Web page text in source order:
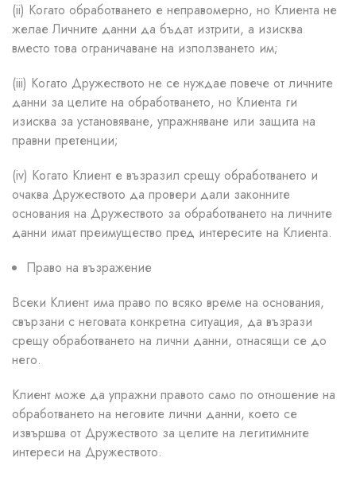
(ii) Когато обработването е неправомерно, но Клиента не
желае Личните данни да бъдат изтрити, а изисква
вместо това ограничаване на използването им;
(iii) Когато Дружеството не се нуждае повече от личните
данни за целите на обработването, но Клиента ги
изисква за установяване, упражняване или защита на
правни претенции;
(iv) Когато Клиент е възразил срещу обработването и
очаква Дружеството да провери дали законните
основания на Дружеството за обработването на личните
данни имат преимущество пред интересите на Клиента.
Право на възражение
Всеки Клиент има право по всяко време на основания,
свързани с неговата конкретна ситуация, да възрази
срещу обработването на лични данни, отнасящи се до
него.
Клиент може да упражни правото само по отношение на
обработването на неговите лични данни, което се
извършва от Дружеството за целите на легитимните
интереси на Дружеството.